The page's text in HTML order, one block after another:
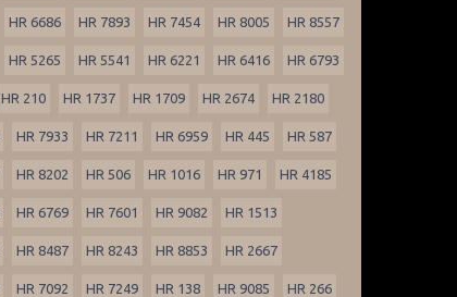
HR 6686 HR 7893 HR 7454 HR 8005 HR 8557
HR 5265 HR 5541 HR 6221 HR 6416 HR 6793
HR 210 HR 1737 HR 1709 HR 2674 HR 2180
HR 7933 HR 7211 HR 6959 HR 445 HR 587
HR 8202 HR 506 HR 1016 HR 971 HR 4185
HR 6769 HR 7601 HR 9082 HR 1513
HR 8487 HR 8243 HR 8853 HR 2667
HR 7092 HR 7249 HR 138 HR 9085 HR 266